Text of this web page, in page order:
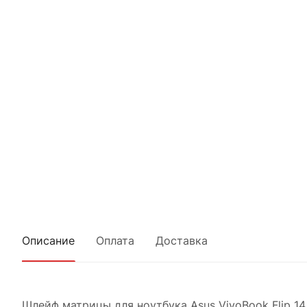
Описание Оплата Доставка